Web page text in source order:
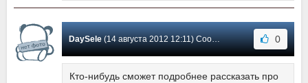
DaySele(14 августа 2012 12:11) Сообщение #2 0
Кто-нибудь сможет подробнее рассказать про